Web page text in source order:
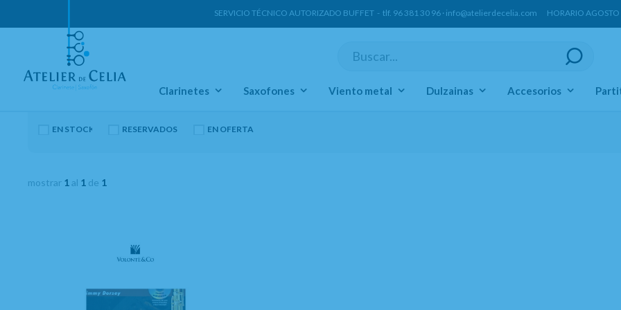
SERVICIO TÉCNICO AUTORIZADO BUFFET - tlf. 96 381 30 96 · info@atelierdecelia.com HORARIO AGOSTO
Clarinetes Saxofones Viento metal Dulzainas Accesorios
EN STOCK. CÓMPRALO Y LO RECIBIRÁS AL DIA SIGUIENTE LABORABLE ANTES DE LAS 14:00 HORAS PENINSULA
RESERVADOS EN OFERTA
mostrar 1 al 1 de 1